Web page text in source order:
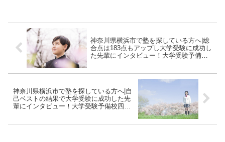
神奈川県横浜市で塾を探している方へ|総
合点は183点もアップし大学受験に成功し
た先輩にインタビュー！大学受験予備校
神奈川県横浜市で塾を探している方へ|自
己ベストの結果で大学受験に成功した先
輩にインタビュー！大学受験予備校四谷